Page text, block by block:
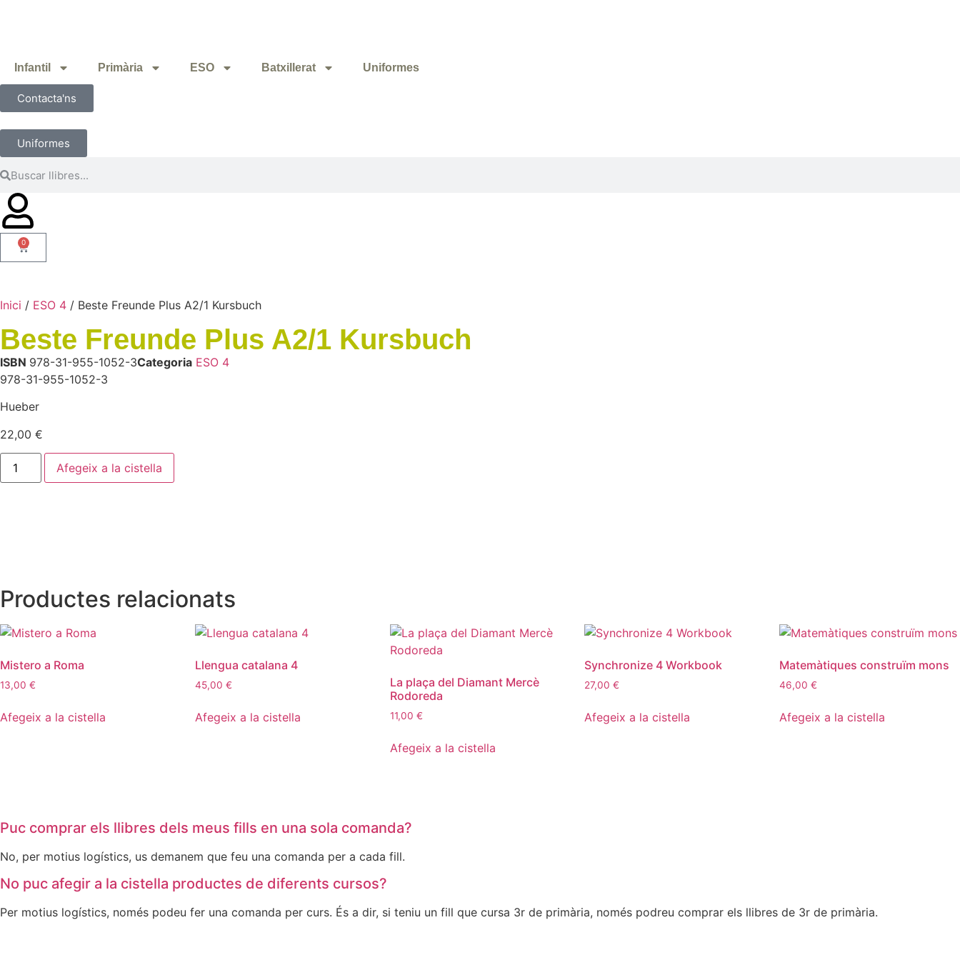
Infantil Primària ESO Batxillerat Uniformes
Contacta'ns
Uniformes
0
Inici / ESO 4 / Beste Freunde Plus A2/1 Kursbuch
Beste Freunde Plus A2/1 Kursbuch
ISBN 978-31-955-1052-3Categoria ESO 4
978-31-955-1052-3
Hueber
22,00 €
Afegeix a la cistella
Productes relacionats
Mistero a Roma
13,00 €
Afegeix a la cistella
Llengua catalana 4
45,00 €
Afegeix a la cistella
La plaça del Diamant Mercè
Rodoreda
11,00 €
Afegeix a la cistella
Synchronize 4 Workbook
27,00€
Afegeix a la cistella
Matemàtiques construïm mons
46,00€
Afegeix a la cistella
Puc comprar els llibres dels meus fills en una sola comanda?
No, per motius logístics, us demanem que feu una comanda per a cada fill.
No puc afegir a la cistella productes de diferents cursos?
Per motius logístics, només podeu fer una comanda per curs. És a dir, si teniu un fill que cursa 3r de primària, només podreu comprar els llibres de 3r de primària.